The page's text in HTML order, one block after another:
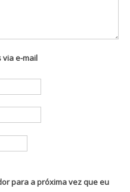
e-mail
para a próxima vez que eu